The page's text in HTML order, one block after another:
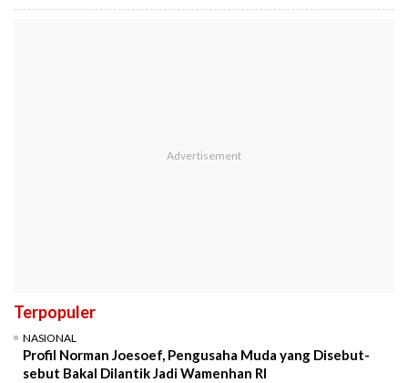
Terpopuler
NASIONAL
Profil Norman Joesoef, Pengusaha Muda yang Disebut-
sebut Bakal Dilantik Jadi Wamenhan RI